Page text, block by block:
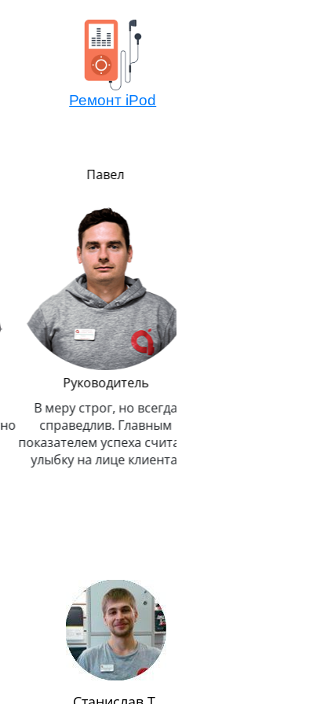
Ремонт iPod
Павел
Руководитель
В меру строг, но всегда
справедлив. Главным
показателем успеха считает
улыбку на лице клиента.